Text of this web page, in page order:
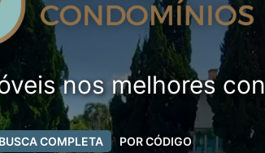
nos melhores
BUSCA COMPLETA POR CÓDIGO